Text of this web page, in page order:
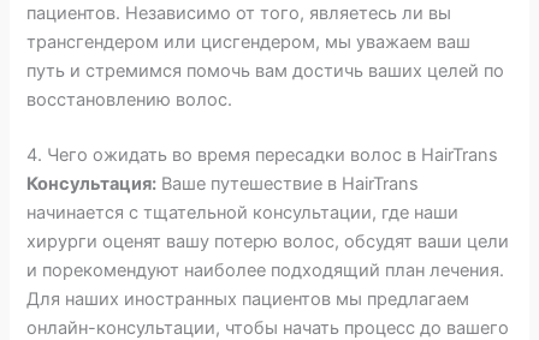
пациентов. Независимо от того, являетесь ли вы
трансгендером или цисгендером, мы уважаем ваш
путь и стремимся помочь вам достичь ваших целей по
восстановлению волос.
4. Чего ожидать во время пересадки волос в HairTrans
Консультация: Ваше путешествие в HairTrans
начинается с тщательной консультации, где наши
хирурги оценят вашу потерю волос, обсудят ваши цели
и порекомендуют наиболее подходящий план лечения.
Для наших иностранных пациентов мы предлагаем
онлайн-консультации, чтобы начать процесс до вашего